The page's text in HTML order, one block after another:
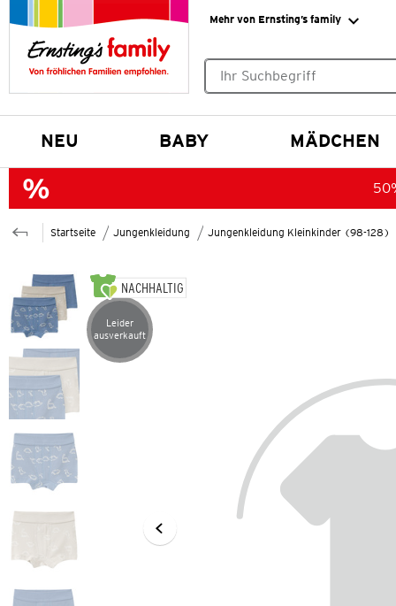
Mehr von Ernsting’s family
NEU BABY MÄDCHEN
Startseite Jungenkleidung Jungenkleidung Kleinkinder (98-128)
NACHHALTIG
Artikel leider ausverkauft
Leider
ausverkauft